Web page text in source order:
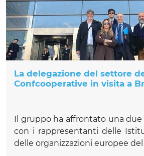
La delegazione del settore
Confcooperative in visita a
Il gruppo ha affrontato una
con i rappresentanti delle
delle organizzazioni europee